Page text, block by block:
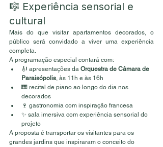
🎼 Experiência sensorial e
cultural
Mais do que visitar apartamentos decorados, o
público será convidado a viver uma experiência
completa.
A programação especial contará com:
🎻 apresentações da Orquestra de Câmara de
Paraisópolis, às 11h e às 16h
🎹 recital de piano ao longo do dia nos
decorados
🍷 gastronomia com inspiração francesa
✨ sala imersiva com experiência sensorial do
projeto
A proposta é transportar os visitantes para os
grandes jardins que inspiraram o conceito do